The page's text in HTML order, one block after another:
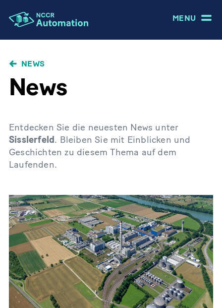
MENU
NEWS
News
Entdecken Sie die neuesten News unter
Sisslerfeld. Bleiben Sie mit Einblicken und
Geschichten zu diesem Thema auf dem
Laufenden.